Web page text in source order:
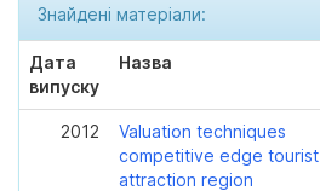
Знайдені матеріали:
Дата
випуску
Назва
2012
Valuation techniques
competitive edge tourist
attraction region